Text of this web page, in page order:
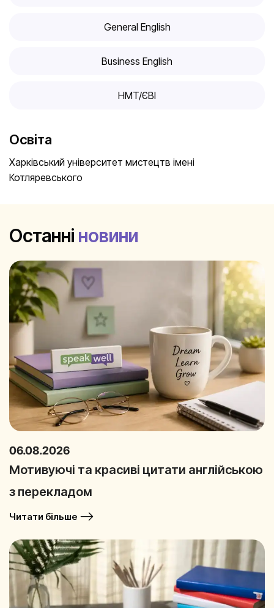
General English
Business English
HMT/ЄВІ
Освіта
Харківський університет мистецтв імені
Котляревського
Останні новини
06.08.2026
Мотивуючі та красиві цитати англійською
з перекладом
Читати більше